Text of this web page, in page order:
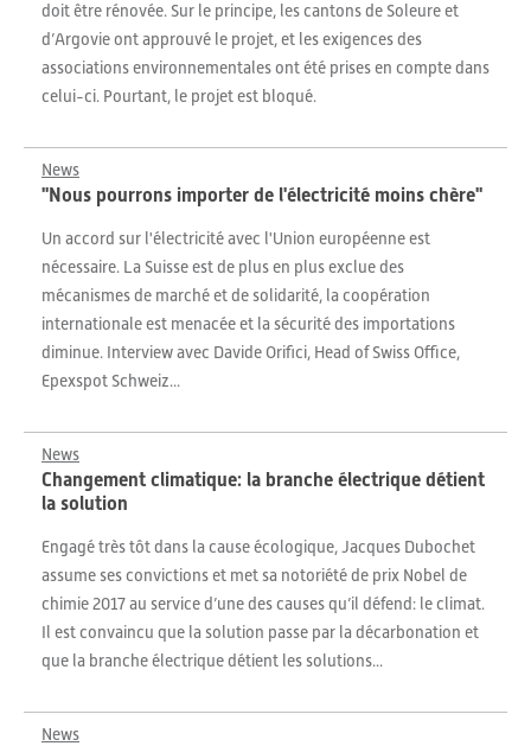
doit être rénovée. Sur le principe, les cantons de Soleure et
d’Argovie ont approuvé le projet, et les exigences des
associations environnementales ont été prises en compte dans
celui-ci. Pourtant, le projet est bloqué.
News
"Nous pourrons importer de l'électricité moins chère"
Un accord sur l'électricité avec l'Union européenne est
nécessaire. La Suisse est de plus en plus exclue des
mécanismes de marché et de solidarité, la coopération
internationale est menacée et la sécurité des importations
diminue. Interview avec Davide Orifici, Head of Swiss Office,
Epexspot Schweiz...
News
Changement climatique: la branche électrique détient
la solution
Engagé très tôt dans la cause écologique, Jacques Dubochet
assume ses convictions et met sa notoriété de prix Nobel de
chimie 2017 au service d’une des causes qu’il défend: le climat.
Il est convaincu que la solution passe par la décarbonation et
que la branche électrique détient les solutions...
News